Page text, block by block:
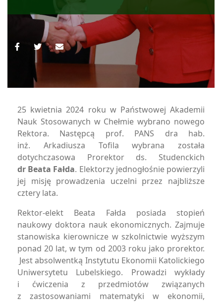
25 kwietnia 2024 roku w Państwowej Akademii
Nauk Stosowanych w Chełmie wybrano nowego
Rektora. Następcą prof. PANS dra hab.
inż. Arkadiusza Tofila wybrana została
dotychczasowa Prorektor ds. Studenckich
dr Beata Fałda. Elektorzy jednogłośnie powierzyli
jej misję prowadzenia uczelni przez najbliższe
cztery lata.
Rektor-elekt Beata Fałda posiada stopień
naukowy doktora nauk ekonomicznych. Zajmuje
stanowiska kierownicze w szkolnictwie wyższym
ponad 20 lat, w tym od 2003 roku jako prorektor.
Jest absolwentką Instytutu Ekonomii Katolickiego
Uniwersytetu Lubelskiego. Prowadzi wykłady
i ćwiczenia z przedmiotów związanych
z zastosowaniami matematyki w ekonomii,